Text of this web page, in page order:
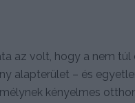
az volt, hogy a nem túl
alapterület – és
kényelmes